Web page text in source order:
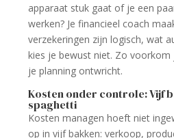
apparaat stuk gaat of je een
werken? Je financieel coach
verzekeringen zijn logisch, wat
kies je bewust niet. Zo
je planning ontwricht.
Kosten onder controle: Vijf
spaghetti
Kosten managen hoeft niet
op in vijf bakken: verkoop,